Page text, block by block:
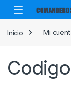
Skip to navigation
Skip to content
Open
Inicio Mi